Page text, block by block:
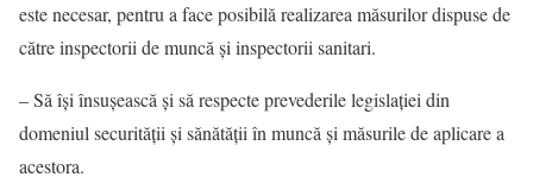
este necesar, pentru a face posibilă realizarea măsurilor dispuse de
către inspectorii de muncă şi inspectorii sanitari.
– Să îşi însuşească şi să respecte prevederile legislaţiei din
domeniul securităţii şi sănătăţii în muncă şi măsurile de aplicare a
acestora.